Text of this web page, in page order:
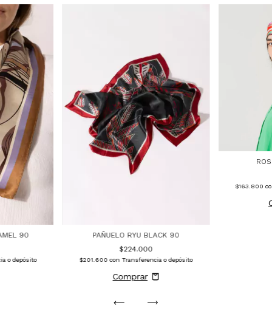
90
o depósito
PAÑUELO RYU BLACK 90
$224.000
$201.600con Transferencia o depósito
$163.800